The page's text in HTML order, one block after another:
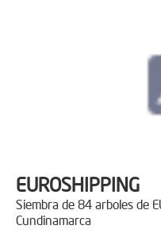
EUROSHIPPING
Siembra de 84 arboles de
Cundinamarca